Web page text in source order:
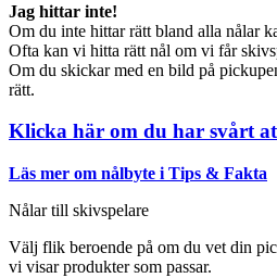
Jag hittar inte!
Om du inte hittar rätt bland alla nålar
Ofta kan vi hitta rätt nål om vi får
Om du skickar med en bild på
rätt.
Klicka här om du har svårt
Läs mer om nålbyte i Tips & Fakta
Nålar till skivspelare
Välj flik beroende på om du vet din
vi visar produkter som passar.